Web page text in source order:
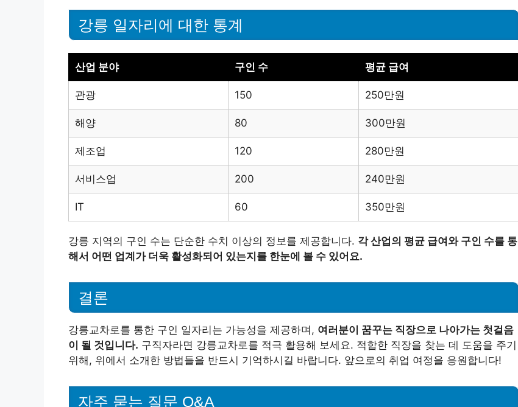
강릉 일자리에 대한 통계
산업 분야 구인 수 평균 급여
관광 150 250만원
해양 80 300만원
제조업 120 280만원
서비스업 200 240만원
IT 60 350만원
강릉 지역의 구인 수는 단순한 수치 이상의 정보를 제공합니다. 각 산업의 평균 급여와 구인 수를 통
해서 어떤 업계가 더욱 활성화되어 있는지를 한눈에 볼 수 있어요.
결론
강릉교차로를 통한 구인 일자리는 가능성을 제공하며, 여러분이 꿈꾸는 직장으로 나아가는 첫걸음
이 될 것입니다. 구직자라면 강릉교차로를 적극 활용해 보세요. 적합한 직장을 찾는 데 도움을 주기
위해, 위에서 소개한 방법들을 반드시 기억하시길 바랍니다. 앞으로의 취업 여정을 응원합니다!
자주 묻는 질문 Q&A